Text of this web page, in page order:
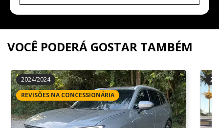
VOCÊ PODERÁ GOSTAR TAMBÉM
2024/2024
REVISÕES NA CONCESSIONÁRIA